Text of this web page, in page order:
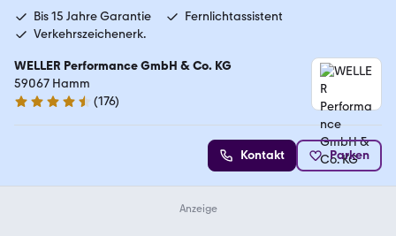
Bis 15 Jahre Garantie
Fernlichtassistent
Verkehrszeichenerk.
WELLER Performance GmbH & Co. KG
59067 Hamm
4.6 Sterne
(176)
Kontakt Parken